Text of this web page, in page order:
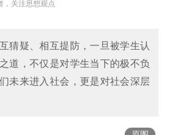
，关注思想观点
猜疑、相互提防，一旦被学生认
道，不仅是对学生当下的极不负
未来进入社会，更是对社会深层